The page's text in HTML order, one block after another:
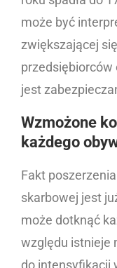
może być
zwiększającej
przedsiębiorców
jest
Wzmożone
każdego
Fakt
skarbowej jest
może dotknąć
względu istnieje
do intensyfikacji